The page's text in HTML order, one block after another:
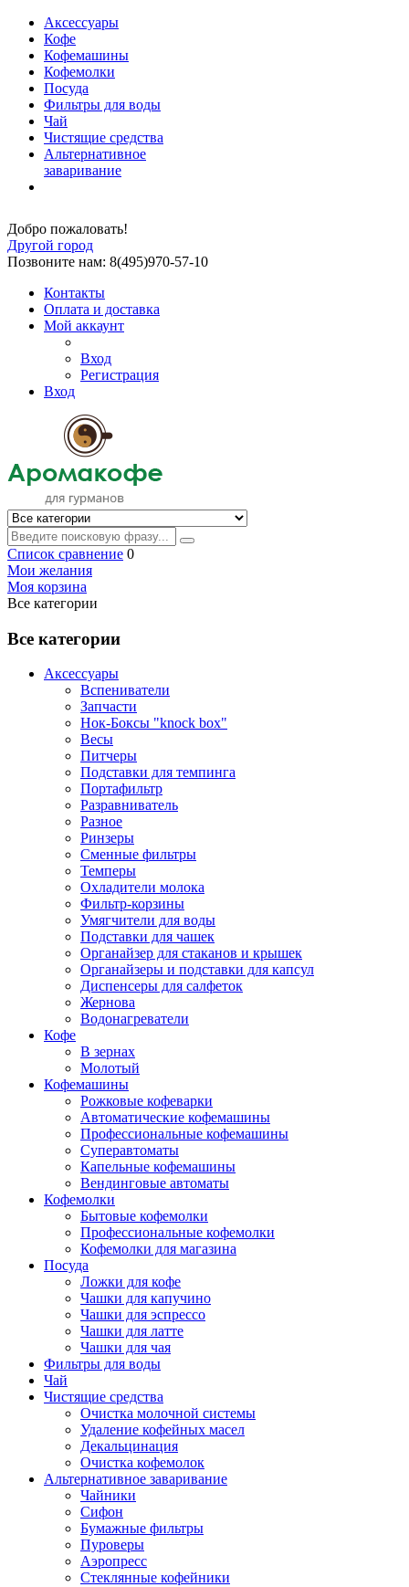
Аксессуары
Кофе
Кофемашины
Кофемолки
Посуда
Фильтры для воды
Чай
Чистящие средства
Альтернативное
заваривание
Добро пожаловать!
Другой город
Позвоните нам: 8(495)970-57-10
Контакты
Оплата и доставка
Мой аккаунт
Вход
Регистрация
Вход
Список сравнение 0
Мои желания
Моя корзина
Все категории
Все категории
Аксессуары
Вспениватели
Запчасти
Нок-Боксы "knock box"
Весы
Питчеры
Подставки для темпинга
Портафильтр
Разравниватель
Разное
Ринзеры
Сменные фильтры
Темперы
Охладители молока
Фильтр-корзины
Умягчители для воды
Подставки для чашек
Органайзер для стаканов и крышек
Органайзеры и подставки для капсул
Диспенсеры для салфеток
Жернова
Водонагреватели
Кофе
В зернах
Молотый
Кофемашины
Рожковые кофеварки
Автоматические кофемашины
Профессиональные кофемашины
Суперавтоматы
Капельные кофемашины
Вендинговые автоматы
Кофемолки
Бытовые кофемолки
Профессиональные кофемолки
Кофемолки для магазина
Посуда
Ложки для кофе
Чашки для капучино
Чашки для эспрессо
Чашки для латте
Чашки для чая
Фильтры для воды
Чай
Чистящие средства
Очистка молочной системы
Удаление кофейных масел
Декальцинация
Очистка кофемолок
Альтернативное заваривание
Чайники
Сифон
Бумажные фильтры
Пуроверы
Аэропресс
Стеклянные кофейники